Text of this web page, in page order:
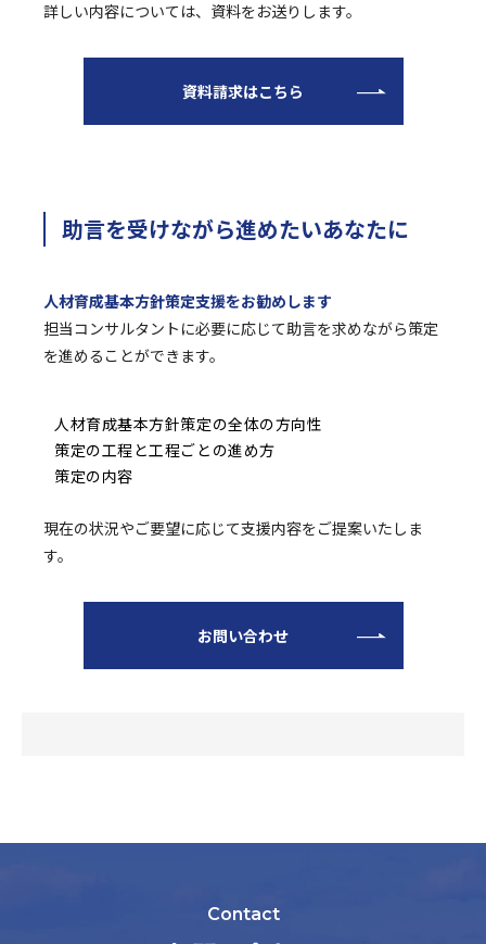
詳しい内容については、資料をお送りします。
資料請求はこちら
助言を受けながら進めたいあなたに
人材育成基本方針策定支援をお勧めします
担当コンサルタントに必要に応じて助言を求めながら策定
を進めることができます。
人材育成基本方針策定の全体の方向性
策定の工程と工程ごとの進め方
策定の内容
現在の状況やご要望に応じて支援内容をご提案いたしま
す。
お問い合わせ
Contact